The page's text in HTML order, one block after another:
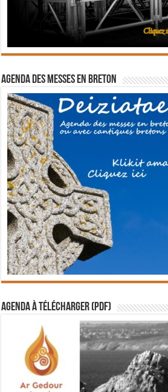
Agenda des messes en breton
Agenda à télécharger (PDF)